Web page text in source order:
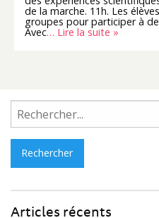
de la marche. 11h. Les
groupes pour participer à
Avec… Lire la suite »
Rechercher :
Articles récents